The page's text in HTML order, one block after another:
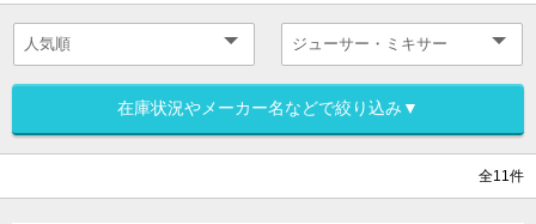
在庫状況やメーカー名などで絞り込み▼
全11件